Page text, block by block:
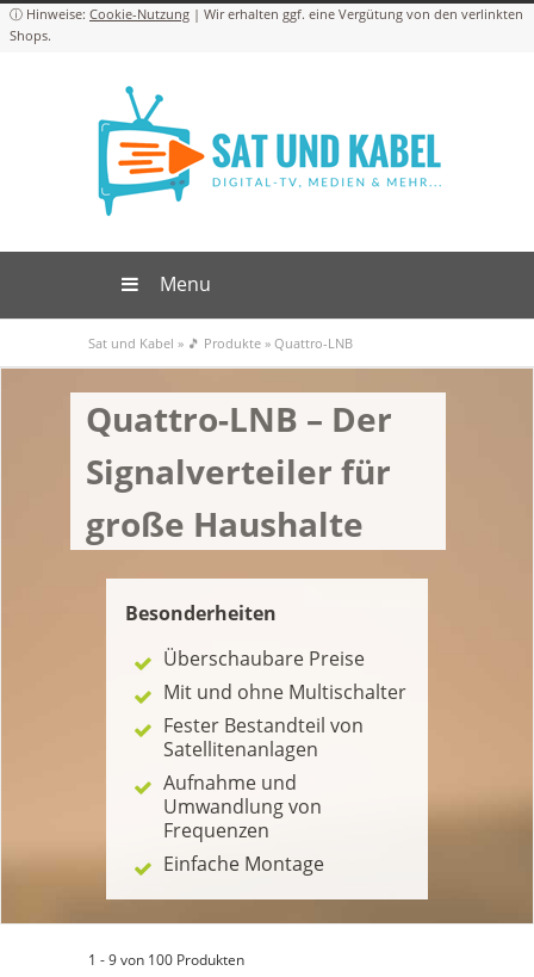
Cookie-Nutzung
Menu
Sat und Kabel » 🎵 Produkte » Quattro-LNB
Quattro-LNB – Der
Signalverteiler für
große Haushalte
Besonderheiten
Überschaubare Preise
Mit und ohne Multischalter
Fester Bestandteil von
Satellitenanlagen
Aufnahme und
Umwandlung von
Frequenzen
Einfache Montage
1 - 9 von 100 Produkten